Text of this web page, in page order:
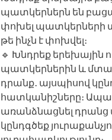
պատկերներն են
փոխել պատկերների
թե ինչն է փոխվել։
🔹 Խնդրեք
պատկերներին և
դրանք․ այսպիսով
հատկանիշները։
առանձնացնել դրանց
կընդգծեք